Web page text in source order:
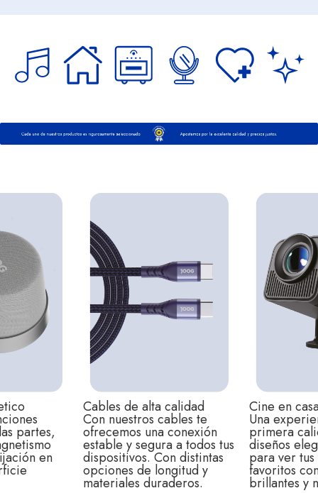
partes,
en
Cables de alta calidad
Con nuestros cables te
ofrecemos una conexión
estable y segura a todos tus
dispositivos. Con distintas
opciones de longitud y
materiales duraderos.
Cine en
Una
primera
diseños
para ver
favoritos
brillantes y